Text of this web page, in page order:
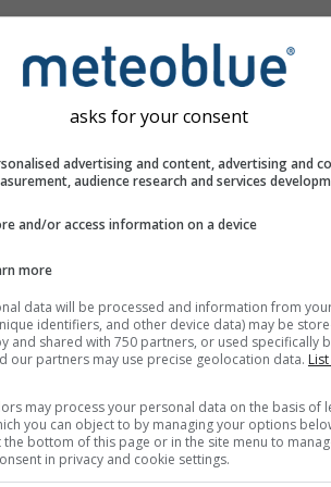
asks for your consent
advertising and content, advertising and
audience research and services
and/or access information on a device
more
data will be processed and information from
identifiers, and other device data) may be
and shared with 750 partners, or used specifically
our partners may use precise geolocation data.
may process your personal data on the basis of
you can object to by managing your options
the bottom of this page or in the site menu to
in privacy and cookie settings.